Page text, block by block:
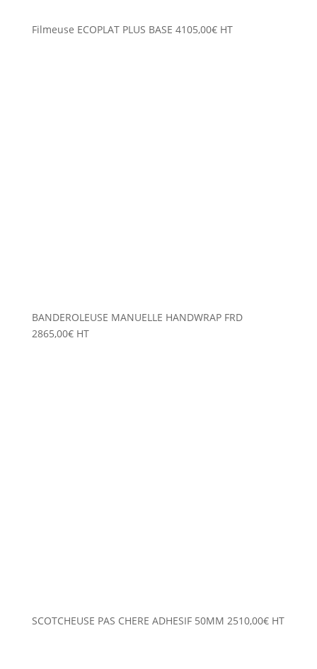
Filmeuse ECOPLAT PLUS BASE 4105,00€ HT
BANDEROLEUSE MANUELLE HANDWRAP FRD
2865,00€ HT
SCOTCHEUSE PAS CHERE ADHESIF 50MM 2510,00€ HT